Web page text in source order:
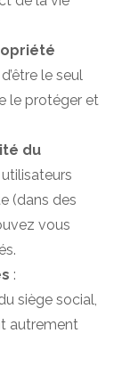
le seul
le protéger et
du
(dans des
vous
:
siège social,
autrement